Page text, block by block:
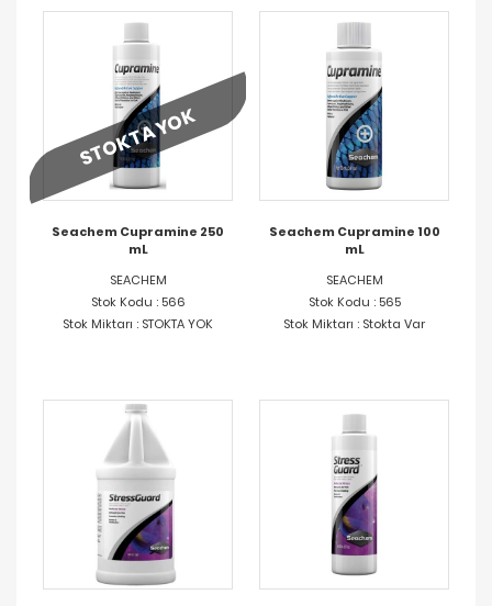
STOKTA YOK
Seachem Cupramine 250
mL
SEACHEM
Stok Kodu : 566
Stok Miktarı : STOKTA YOK
Seachem Cupramine 100
mL
SEACHEM
Stok Kodu : 565
Stok Miktarı : Stokta Var